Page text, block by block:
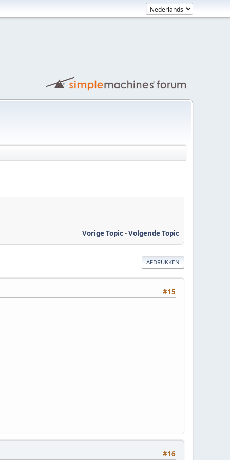
Vorige Topic-Volgende Topic
AFDRUKKEN
#15
#16